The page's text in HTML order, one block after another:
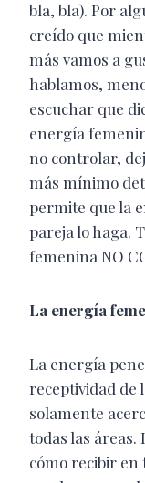
bla, bla). Por
creído que
más vamos a
hablamos,
escuchar que
energía
no controlar,
más mínimo
permite que la
pareja lo haga.
femenina NO
La energía
La energía
receptividad de
solamente
todas las
cómo recibir en